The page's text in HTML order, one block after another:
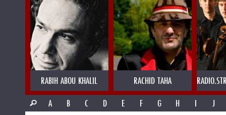
RABIH ABOU KHALIL RACHID TAHA
A
B C D E F G H I J